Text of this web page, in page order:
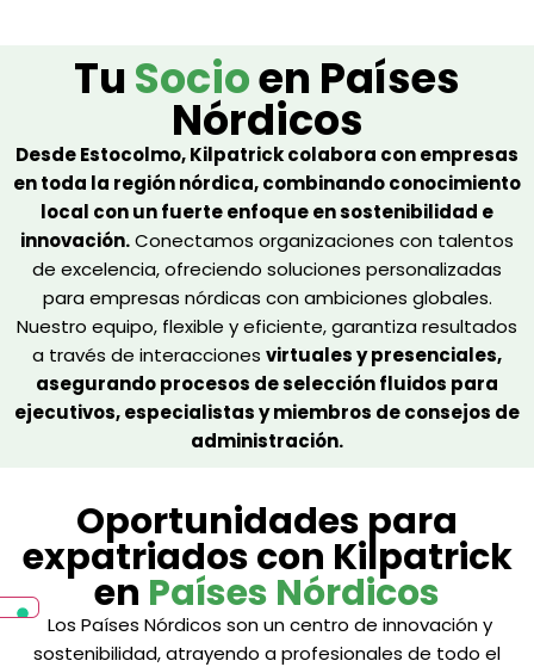
Tu Socioen Países
Nórdicos
Desde Estocolmo, Kilpatrick colabora con empresas
en toda la región nórdica, combinando conocimiento
local con un fuerte enfoque en sostenibilidad e
innovación.Conectamos organizaciones con talentos
de excelencia, ofreciendo soluciones personalizadas
para empresas nórdicas con ambiciones globales.
Nuestro equipo, flexible y eficiente, garantiza resultados
a través de interacciones virtuales y presenciales,
asegurando procesos de selección fluidos para
ejecutivos, especialistas y miembros de consejos de
administración.
Oportunidades para
expatriados con Kilpatrick
en Países Nórdicos
Los Países Nórdicos son un centro de innovación y
sostenibilidad, atrayendo a profesionales de todo el